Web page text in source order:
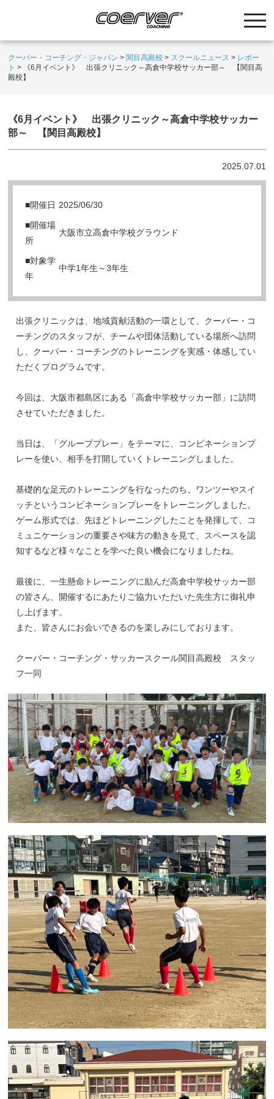
クーバー・コーチング・ジャパン > 関目高殿校 > スクールニュース > レポー
ト >
《6月イベント》 出張クリニック～高倉中学校サッカー部～ 【関目高
殿校】
《6月イベント》 出張クリニック～高倉中学校サッカー
部～ 【関目高殿校】
2025.07.01
■開催日 2025/06/30
■開催場
所
大阪市立高倉中学校グラウンド
■対象学
年
中学1年生～3年生
出張クリニックは、地域貢献活動の一環として、クーバー・コ
ーチングのスタッフが、チームや団体活動している場所へ訪問
し、クーバー・コーチングのトレーニングを実感・体感してい
ただくプログラムです。
今回は、大阪市都島区にある「高倉中学校サッカー部」に訪問
させていただきました。
当日は、「グループプレー」をテーマに、コンビネーションプ
レーを使い、相手を打開していくトレーニングしました。
基礎的な足元のトレーニングを行なったのち、ワンツーやスイ
ッチというコンビネーションプレーをトレーニングしました。
ゲーム形式では、先ほどトレーニングしたことを発揮して、コ
ミュニケーションの重要さや味方の動きを見て、スペースを認
知するなど様々なことを学べた良い機会になりましたね。
最後に、一生懸命トレーニングに励んだ高倉中学校サッカー部
の皆さん、開催するにあたりご協力いただいた先生方に御礼申
し上げます。
また、皆さんにお会いできるのを楽しみにしております。
クーバー・コーチング・サッカースクール関目高殿校 スタッ
フ一同